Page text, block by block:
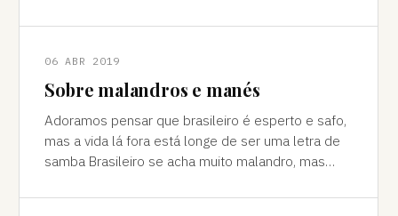
06 ABR 2019
Sobre malandros e manés
Adoramos pensar que brasileiro é esperto e safo,
mas a vida lá fora está longe de ser uma letra de
samba Brasileiro se acha muito malandro, mas